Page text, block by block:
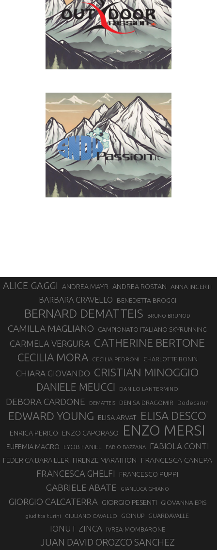
ALICE GAGGI ANDREA MAYR ANDREA ROSTAN ANNA INCERTI
BARBARA CRAVELLO BENEDETTA BROGGI
BERNARD DEMATTEIS BRUNO BRUNOD
CAMILLA MAGLIANO CAMPIONATO ITALIANO SKYRUNNING
CARMELA VERGURA CATHERINE BERTONE
CECILIA MORA CECILIA PEDRONI CHARLOTTE BONIN
CHIARA GIOVANDO CRISTIAN MINOGGIO
DANIELE MEUCCI DANILO LANTERMINO
DEBORA CARDONE DEMATTEIS DENISA DRAGOMIR Dodecarun
EDWARD YOUNG ELISA ARVAT ELISA DESCO
ENRICA PERICO ENZO CAPORASO ENZO MERSI
EUFEMIA MAGRO EYOB FANIEL FABIO BAZZANA FABIOLA CONTI
FEDERICA BARAILLER FIRENZE MARATHON FRANCESCA CANEPA
FRANCESCA GHELFI FRANCESCO PUPPI
GABRIELE ABATE GIANLUCA GHIANO
GIORGIO CALCATERRA GIORGIO PESENTI GIOVANNA EPIS
giuditta turini GIULIANO CAVALLO GOINUP GUARDAVALLE
IONUT ZINCA IVREA-MOMBARONE
JUAN DAVID OROZCO SANCHEZ